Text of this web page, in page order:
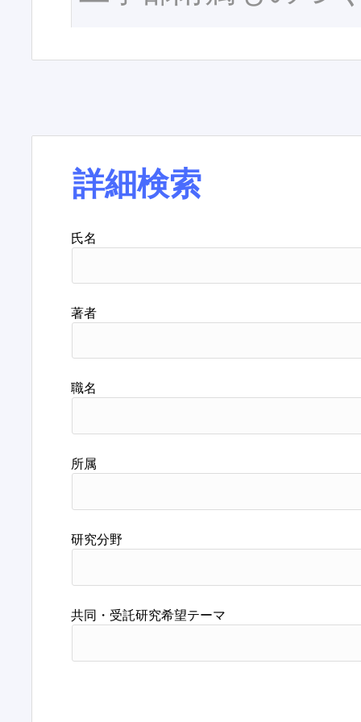
詳細検索
氏名
著者
職名
所属
研究分野
共同・受託研究希望テーマ